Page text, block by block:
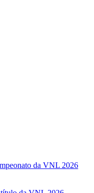
da VNL 2026